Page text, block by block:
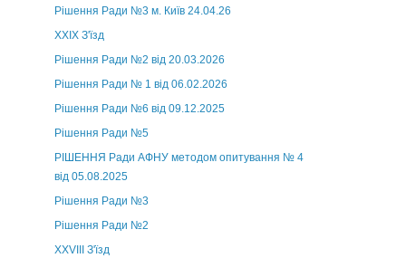
Рішення Ради №3 м. Київ 24.04.26
XXІХ З'їзд
Рішення Ради №2 від 20.03.2026
Рішення Ради № 1 від 06.02.2026
Рішення Ради №6 від 09.12.2025
Рішення Ради №5
РІШЕННЯ Ради АФНУ методом опитування № 4
від 05.08.2025
Рішення Ради №3
Рішення Ради №2
XXVIII З'їзд